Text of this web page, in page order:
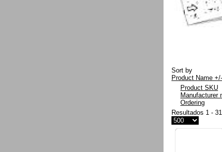
Sort by
Product Name +/-
Product SKU
Manufacturer
Ordering
Resultados 1 -